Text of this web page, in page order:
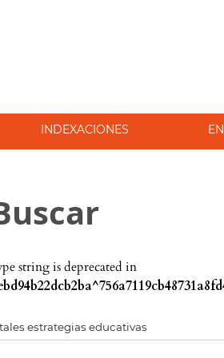
INDEXACIONES
string is deprecated in